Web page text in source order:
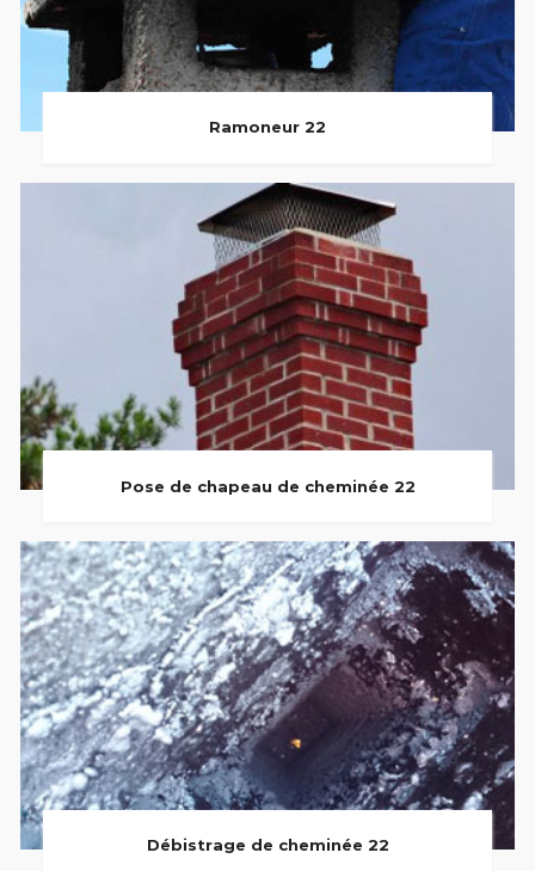
Ramoneur 22
Pose de chapeau de cheminée 22
Débistrage de cheminée 22